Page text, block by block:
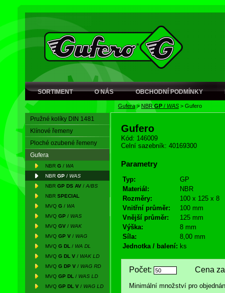
SORTIMENT O NÁS OBCHODNÍ PODMÍNKY
Gufera> NBRGP / WAS > Gufero
Pružné kolíky DIN 1481
Klínové řemeny
Ploché ozubené řemeny
Gufera
NBR G / WA
NBR GP / WAS
NBR GP DS AV / A/BS
NBR SPECIAL
MVQ G / WA
MVQ GP / WAS
MVQ GV / WAK
MVQ GP V / WAG
MVQ G DL / WA DL
MVQ G DL V / WAK LD
MVQ G DP V / WAG RD
MVQ GP DL / WAS LD
MVQ GP DL V / WAG LD
Gufero
Kód: 146009
Celní sazebník: 40169300
Parametry
Typ:
GP
Materiál:
NBR
Rozměry:
100 x 125 x 8
Vnitřní průměr:
100 mm
Vnější průměr:
125 mm
Výška:
8 mm
Síla:
8,00 mm
Jednotka / balení: ks
Počet: Cena za
Minimální množství pro